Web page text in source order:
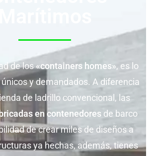
de los«containers homes», es lo
y demandados. A diferencia
de ladrillo convencional, las
en contenedoresde barco
de crear miles de diseños a
ya hechas, además, tienes